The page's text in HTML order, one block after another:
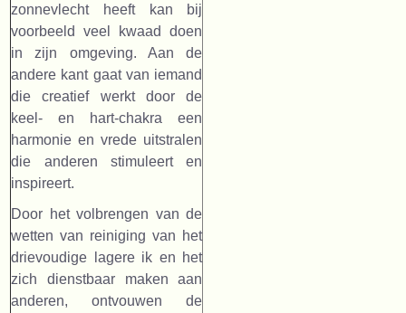
zonnevlecht heeft kan bij
voorbeeld veel kwaad doen
in zijn omgeving. Aan de
andere kant gaat van iemand
die creatief werkt door de
keel- en hart-chakra een
harmonie en vrede uitstralen
die anderen stimuleert en
inspireert.
Door het volbrengen van de
wetten van reiniging van het
drievoudige lagere ik en het
zich dienstbaar maken aan
anderen, ontvouwen de